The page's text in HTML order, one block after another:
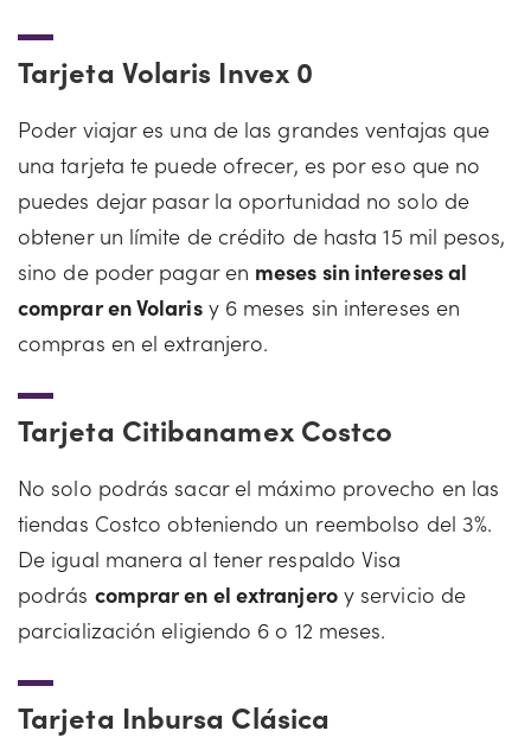
Tarjeta Volaris Invex 0
Poder viajar es una de las grandes ventajas que
una tarjeta te puede ofrecer, es por eso que no
puedes dejar pasar la oportunidad no solo de
obtener un límite de crédito de hasta 15 mil pesos,
sino de poder pagar en meses sin intereses al
comprar en Volarisy 6 meses sin intereses en
compras en el extranjero.
Tarjeta Citibanamex Costco
No solo podrás sacar el máximo provecho en las
tiendas Costco obteniendo un reembolso del 3%.
De igual manera al tener respaldo Visa
podrás comprar en el extranjeroy servicio de
parcialización eligiendo 6 o 12 meses.
Tarjeta Inbursa Clásica